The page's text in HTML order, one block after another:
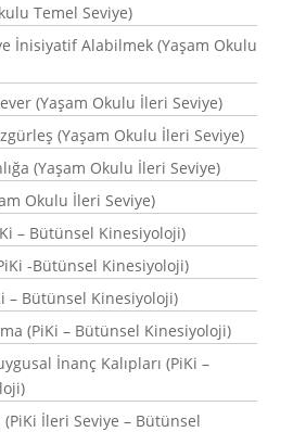
Temel Seviye)
İnisiyatif Alabilmek (Yaşam Okulu
(Yaşam Okulu İleri Seviye)
(Yaşam Okulu İleri Seviye)
(Yaşam Okulu İleri Seviye)
Okulu İleri Seviye)
– Bütünsel Kinesiyoloji)
-Bütünsel Kinesiyoloji)
– Bütünsel Kinesiyoloji)
(PiKi – Bütünsel Kinesiyoloji)
İnanç Kalıpları (PiKi –
İleri Seviye – Bütünsel